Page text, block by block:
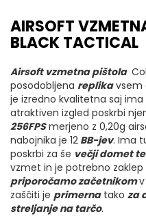
AIRSOFT
BLACK TACTICAL
Airsoft vzmetna pištola
posodobljena replikavsem
je izredno kvalitetna saj ima
atraktiven izgled poskrbi
256FPSmerjeno z 0,20g
nabojnika je 12 BB-jev. Ima
poskrbi za še večji domet
vzmet in je potrebno zaklep
priporočamo začetnikom
zaščiti je primernatako za
streljanje na tarčo.